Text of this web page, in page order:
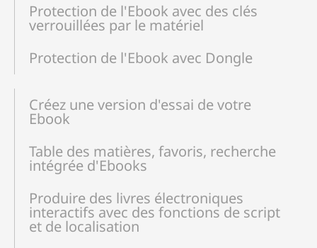
Protection de l'Ebook avec des clés
verrouillées par le matériel
Protection de l'Ebook avec Dongle
Créez une version d'essai de votre
Ebook
Table des matières, favoris, recherche
intégrée d'Ebooks
Produire des livres électroniques
interactifs avec des fonctions de script
et de localisation